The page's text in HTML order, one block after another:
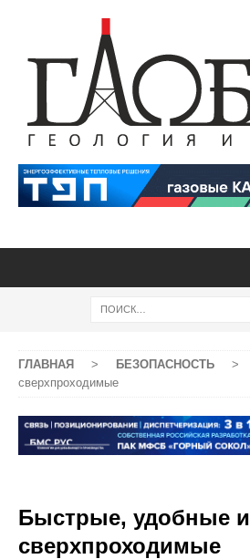
ГЛАВНАЯ > БЕЗОПАСНОСТЬ >
сверхпроходимые
Быстрые, удобные и
сверхпроходимые